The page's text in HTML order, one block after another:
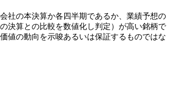
社の本決算か各四半期であるか、業績予想の
決算との比較を数値化し判定）が高い銘柄で
値の動向を示唆あるいは保証するものではな